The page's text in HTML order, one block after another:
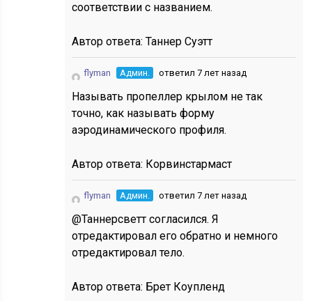
соответствии с названием.
Автор ответа:Таннер Суэтт
flyman Админ. ответил 7 лет назад
Называть пропеллер крылом не так
точно, как называть форму
аэродинамического профиля.
Автор ответа: Корвинстармаст
flyman Админ. ответил 7 лет назад
@Таннерсветт согласился. Я
отредактировал его обратно и немного
отредактировал тело.
Автор ответа: Брет Коупленд